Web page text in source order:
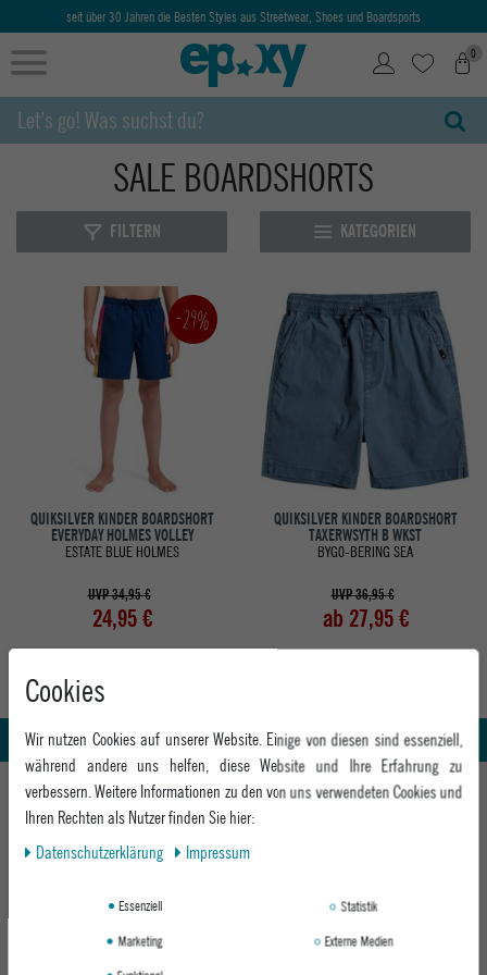
seit über 30 Jahren die Besten Styles aus Streetwear, Shoes und Boardsports
0
SALE BOARDSHORTS
FILTERN KATEGORIEN
-29%
QUIKSILVER KINDER BOARDSHORT
EVERYDAY HOLMES VOLLEY
ESTATE BLUE HOLMES
UVP 34,95 €
24,95 €
QUIKSILVER KINDER BOARDSHORT
TAXERWSYTH B WKST
BYG0-BERING SEA
UVP 36,95 €
ab 27,95 €
Whatsapp Support
HILFE UND BERATUNG
Beratung
Zahlung & Versand
INFO & KONTAKT
Montag - Freitag: 8:00 - 18:00
We Care - Wiederverwendete Verpackungen
Cookies
Wir nutzen Cookies auf unserer Website. Einige von diesen sind essenziell,
während andere uns helfen, diese Website und Ihre Erfahrung zu
verbessern. Weitere Informationen zu den von uns verwendeten Cookies und
Ihren Rechten als Nutzer finden Sie hier:
Daten­schutz­erklärung
Impressum
Essenziell
Statistik
Marketing
Externe Medien